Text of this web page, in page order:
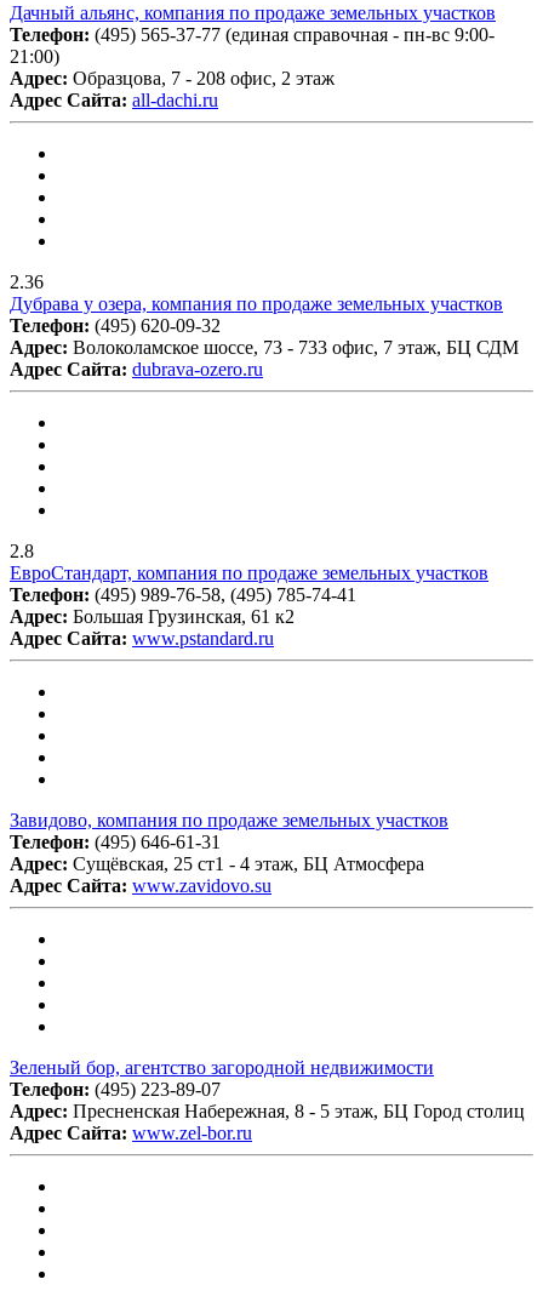
Дачный альянс, компания по продаже земельных участков
Телефон: (495) 565-37-77 (единая справочная - пн-вс 9:00-
21:00)
Адрес: Образцова, 7 - 208 офис, 2 этаж
Адрес Сайта: all-dachi.ru
2.36
Дубрава у озера, компания по продаже земельных участков
Телефон: (495) 620-09-32
Адрес: Волоколамское шоссе, 73 - 733 офис, 7 этаж, БЦ СДМ
Адрес Сайта: dubrava-ozero.ru
2.8
ЕвроСтандарт, компания по продаже земельных участков
Телефон: (495) 989-76-58, (495) 785-74-41
Адрес: Большая Грузинская, 61 к2
Адрес Сайта: www.pstandard.ru
Завидово, компания по продаже земельных участков
Телефон: (495) 646-61-31
Адрес: Сущёвская, 25 ст1 - 4 этаж, БЦ Атмосфера
Адрес Сайта: www.zavidovo.su
Зеленый бор, агентство загородной недвижимости
Телефон: (495) 223-89-07
Адрес: Пресненская Набережная, 8 - 5 этаж, БЦ Город столиц
Адрес Сайта: www.zel-bor.ru